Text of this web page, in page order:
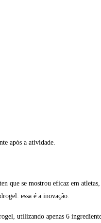
após a atividade.
que se mostrou eficaz em
essa é a inovação.
utilizando apenas 6